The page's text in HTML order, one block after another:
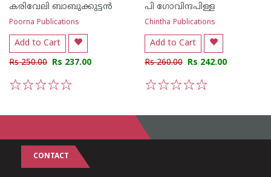
കരിവേലി ബാബുക്കുട്ടന്‍
Poorna Publications
Add to Cart
Rs 250.00 Rs 237.00
പി ഗോവിന്ദപിള്ള
Chintha Publications
Add to Cart
Rs 260.00 Rs 242.00
CONTACT